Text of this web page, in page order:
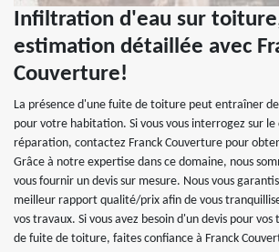
Infiltration d'eau sur
estimation détaillée avec
Couverture!
La présence d'une fuite de toiture peut entraîner
pour votre habitation. Si vous vous interrogez sur
réparation, contactez Franck Couverture pour
Grâce à notre expertise dans ce domaine, nous
vous fournir un devis sur mesure. Nous vous
meilleur rapport qualité/prix afin de vous
vos travaux. Si vous avez besoin d'un devis pour
de fuite de toiture, faites confiance à Franck